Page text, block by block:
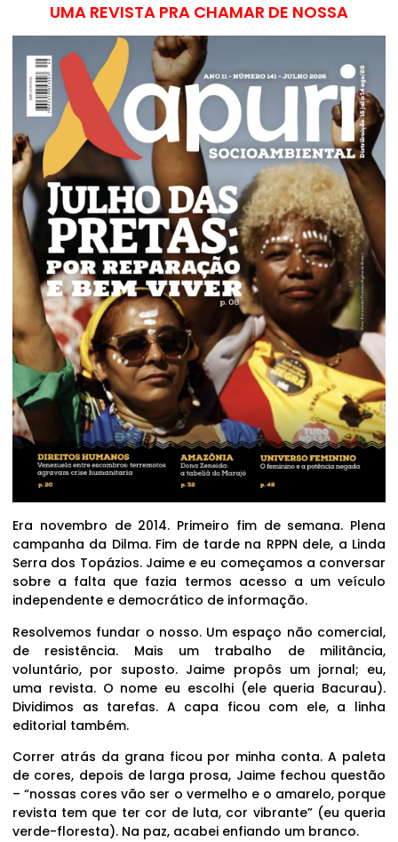
UMA REVISTA PRA CHAMAR DE NOSSA
Era novembro de 2014. Primeiro fim de semana. Plena
campanha da Dilma. Fim de tarde na RPPN dele, a Linda
Serra dos Topázios. Jaime e eu começamos a conversar
sobre a falta que fazia termos acesso a um veículo
independente e democrático de informação.
Resolvemos fundar o nosso. Um espaço não comercial,
de resistência. Mais um trabalho de militância,
voluntário, por suposto. Jaime propôs um jornal; eu,
uma revista. O nome eu escolhi (ele queria Bacurau).
Dividimos as tarefas. A capa ficou com ele, a linha
editorial também.
Correr atrás da grana ficou por minha conta. A paleta
de cores, depois de larga prosa, Jaime fechou questão
– “nossas cores vão ser o vermelho e o amarelo, porque
revista tem que ter cor de luta, cor vibrante” (eu queria
verde-floresta). Na paz, acabei enfiando um branco.